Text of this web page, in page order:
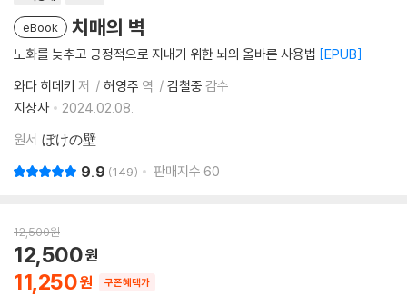
eBook 치매의 벽
노화를 늦추고 긍정적으로 지내기 위한 뇌의 올바른 사용법 EPUB
와다 히데키 저 허영주 역 김철중 감수
지상사
2024.02.08.
원서 ぼけの壁
9.9 149 판매지수 60
12,500원
11,250
12,500
쿠폰혜택가